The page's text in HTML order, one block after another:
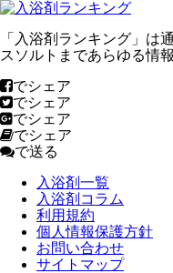
「入浴剤ランキング」は
スソルトまであらゆる情
でシェア
でシェア
でシェア
でシェア
で送る
入浴剤一覧
入浴剤コラム
利用規約
個人情報保護方針
お問い合わせ
サイトマップ